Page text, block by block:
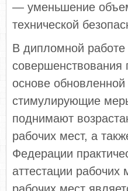
— уменьшение
технической
В дипломной
совершенствования
основе
стимулирующие
поднимают
рабочих мест, а
Федерации
аттестации рабочих